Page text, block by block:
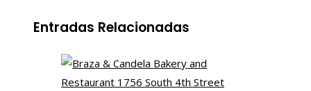
Entradas Relacionadas